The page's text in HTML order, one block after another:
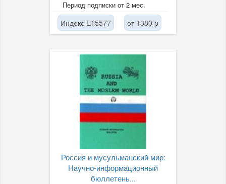
международным отношениям и
вопросам...
Период подписки от 2 мес.
Индекс Е15577 от 1380 p
Россия и мусульманский мир:
Научно-информационный
бюллетень...